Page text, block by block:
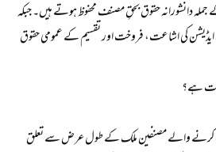
دانشورانہ حقوق بحقِ مصنف محفوظ ہوتے ہیں۔ جبکہ
کی اشاعت، فروخت اور تقسیم کے عمومی حقوق
ہے؟
کرنے والے مصنفین ملک کے طول عرض سے تعلق